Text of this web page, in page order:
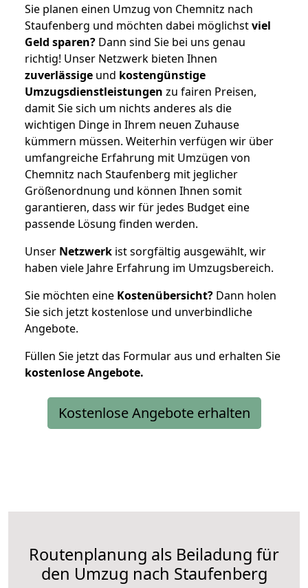
Sie planen einen Umzug von Chemnitz nach
Staufenberg und möchten dabei möglichstviel
Geld sparen? Dann sind Sie bei uns genau
richtig! Unser Netzwerk bieten Ihnen
zuverlässige und kostengünstige
Umzugsdienstleistungen zu fairen Preisen,
damit Sie sich um nichts anderes als die
wichtigen Dinge in Ihrem neuen Zuhause
kümmern müssen. Weiterhin verfügen wir über
umfangreiche Erfahrung mit Umzügen von
Chemnitz nach Staufenberg mit jeglicher
Größenordnung und können Ihnen somit
garantieren, dass wir für jedes Budget eine
passende Lösung finden werden.
Unser Netzwerk ist sorgfältig ausgewählt, wir
haben viele Jahre Erfahrung im Umzugsbereich.
Sie möchten eine Kostenübersicht? Dann holen
Sie sich jetzt kostenlose und unverbindliche
Angebote.
Füllen Sie jetzt das Formular aus und erhalten Sie
kostenloseAngebote.
Kostenlose Angebote erhalten
Routenplanung als Beiladung für
den Umzug nach Staufenberg